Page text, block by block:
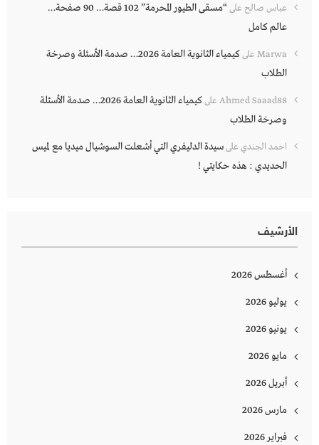
عباس صالح على
“مسقى الطيور المحرمة” 102 قصة… 90 صفحة…
عالم كامل
Marwa على
كيمياء الثانوية العامة 2026… صدمة الأسئلة وصرخة
الطلاب
Ahmed Saaad88 على
كيمياء الثانوية العامة 2026… صدمة الأسئلة
وصرخة الطلاب
احمد الجندي علىسيدة الدليفري التي أشعلت السوشيال ميديا مع لميس
الحديدي : هذه حكايتي !
الأرشيف
أغسطس 2026
يوليو 2026
يونيو 2026
مايو 2026
أبريل 2026
مارس 2026
فبراير 2026